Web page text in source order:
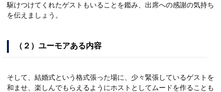
駆けつけてくれたゲストもいることを鑑み、出席への感謝の気持ち
を伝えましょう。
（２）ユーモアある内容
そして、結婚式という格式張った場に、少々緊張しているゲストを
和ませ、楽しんでもらえるようにホストとしてムードを作ることも